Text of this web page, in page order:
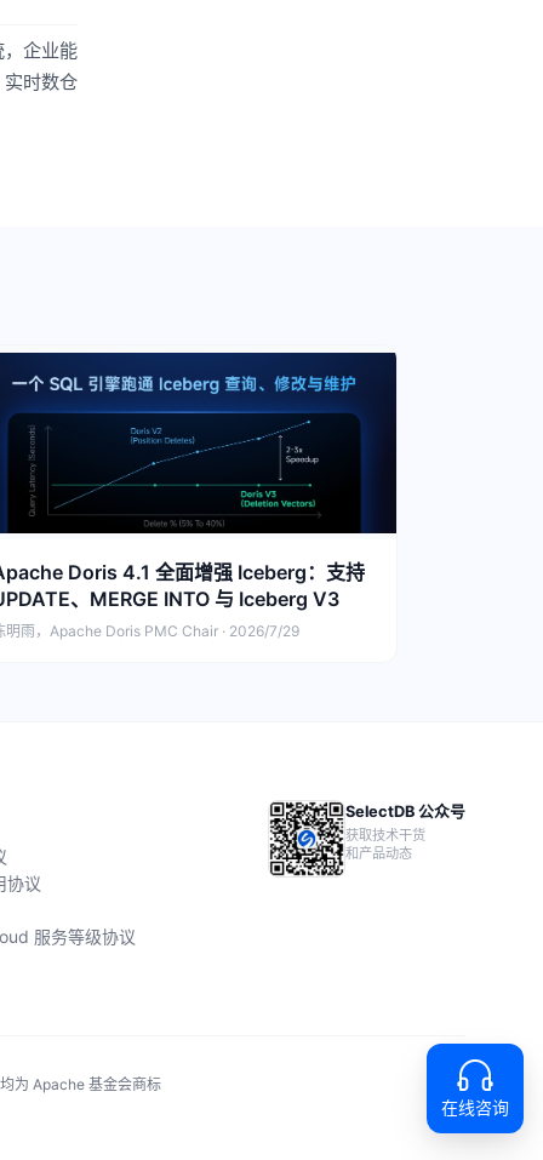
企业能
时数仓
Doris 4.1 全面增强 Iceberg：支持
、MERGE INTO 与 Iceberg V3
明雨，Apache Doris PMC Chair · 2026/7/29
协议
服务等级协议
SelectDB 公众号
获取技术干货
和产品动态
为 Apache 基金会商标
在线咨询